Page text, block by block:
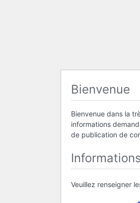
Bienvenue
Bienvenue dans la
informations
de publication de
Veuillez renseigner